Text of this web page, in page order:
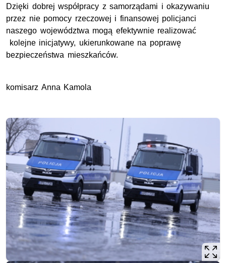
Dzięki dobrej współpracy z samorządami i okazywaniu
przez nie pomocy rzeczowej i finansowej policjanci
naszego województwa mogą efektywnie realizować
kolejne inicjatywy, ukierunkowane na poprawę
bezpieczeństwa mieszkańców.
komisarz Anna Kamola